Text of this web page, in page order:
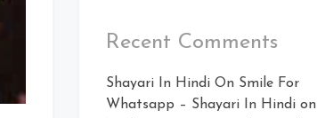
Recent Comments
Shayari In Hindi On Smile For
Whatsapp – Shayari In Hindi on